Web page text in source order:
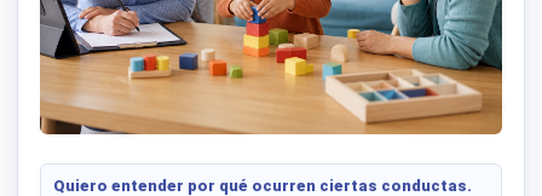
Quiero entender por qué ocurren ciertas conductas.